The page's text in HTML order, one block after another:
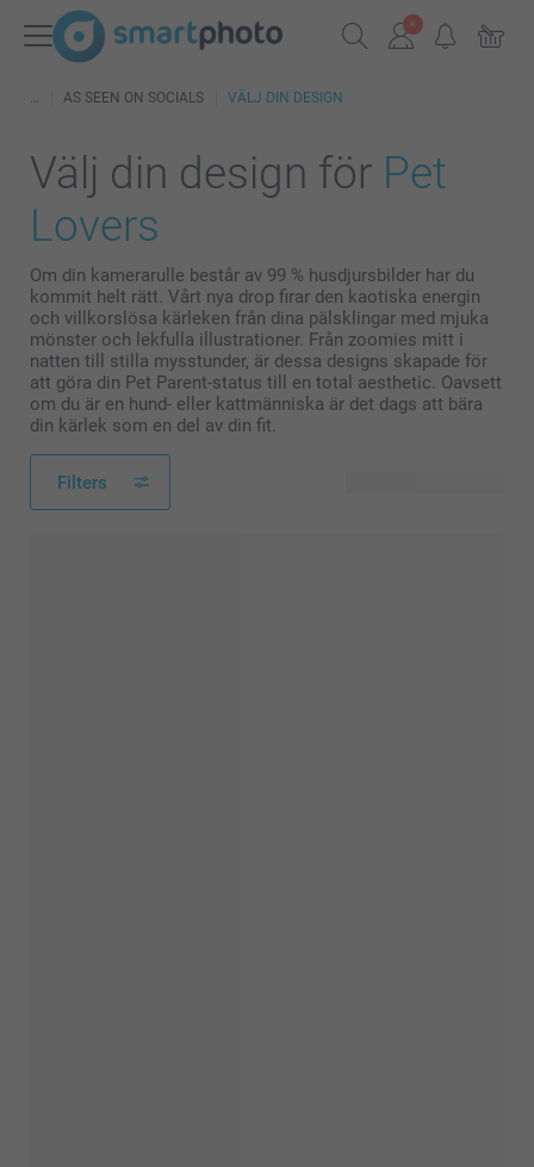
AS SEEN ON SOCIALS VÄLJ DIN DESIGN
Välj din design för Pet
Lovers
Om din kamerarulle består av 99 % husdjursbilder har du
kommit helt rätt. Vårt nya drop firar den kaotiska energin
och villkorslösa kärleken från dina pälsklingar med mjuka
mönster och lekfulla illustrationer. Från zoomies mitt i
natten till stilla mysstunder, är dessa designs skapade för
att göra din Pet Parent-status till en total aesthetic. Oavsett
om du är en hund- eller kattmänniska är det dags att bära
din kärlek som en del av din fit.
Filters